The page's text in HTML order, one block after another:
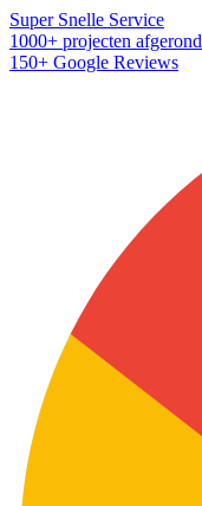
Super Snelle Service
1000+ projecten afgerond
150+ Google Reviews